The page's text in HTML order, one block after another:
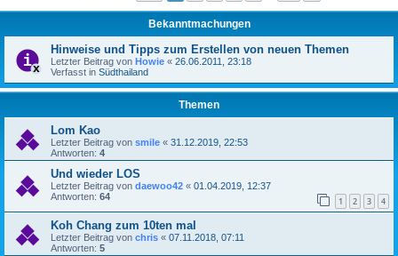
Bekanntmachungen
Hinweise und Tipps zum Erstellen von neuen Themen
Letzter Beitrag von Howie « 26.06.2011, 23:18
Verfasst in Südthailand
Themen
Lom Kao
Letzter Beitrag von smile « 31.12.2019, 22:53
Antworten: 4
Und wieder LOS
Letzter Beitrag von daewoo42 « 01.04.2019, 12:37
Antworten: 64 1 2 3 4
Koh Chang zum 10ten mal
Letzter Beitrag von chris « 07.11.2018, 07:11
Antworten: 5